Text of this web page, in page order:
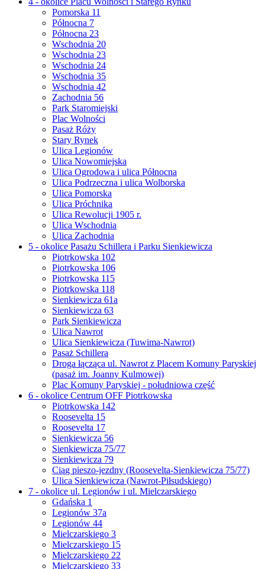
Pomorska 11
Północna 7
Północna 23
Wschodnia 20
Wschodnia 23
Wschodnia 24
Wschodnia 35
Wschodnia 42
Zachodnia 56
Park Staromiejski
Plac Wolności
Pasaż Róży
Stary Rynek
Ulica Legionów
Ulica Nowomiejska
Ulica Ogrodowa i ulica Północna
Ulica Podrzeczna i ulica Wolborska
Ulica Pomorska
Ulica Próchnika
Ulica Rewolucji 1905 r.
Ulica Wschodnia
Ulica Zachodnia
5 - okolice Pasażu Schillera i Parku Sienkiewicza
Piotrkowska 102
Piotrkowska 106
Piotrkowska 115
Piotrkowska 118
Sienkiewicza 61a
Sienkiewicza 63
Park Sienkiewicza
Ulica Nawrot
Ulica Sienkiewicza (Tuwima-Nawrot)
Pasaż Schillera
Droga łącząca ul. Nawrot z Placem Komuny Paryskiej
(pasaż im. Joanny Kulmowej)
Plac Komuny Paryskiej - południowa część
6 - okolice Centrum OFF Piotrkowska
Piotrkowska 142
Roosevelta 15
Roosevelta 17
Sienkiewicza 56
Sienkiewicza 75/77
Sienkiewicza 79
Ciąg pieszo-jezdny (Roosevelta-Sienkiewicza 75/77)
Ulica Sienkiewicza (Nawrot-Piłsudskiego)
7 - okolice ul. Legionów i ul. Mielczarskiego
Gdańska 1
Legionów 37a
Legionów 44
Mielczarskiego 3
Mielczarskiego 15
Mielczarskiego 22
Mielczarskiego 33